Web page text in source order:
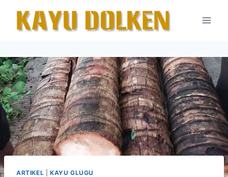
content
ARTIKEL KAYU GLUGU